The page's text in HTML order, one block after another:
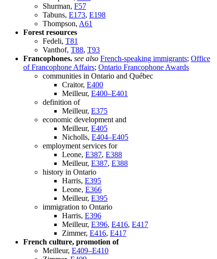
Shurman, F57
Tabuns, E173, E198
Thompson, A61
Forest resources
Fedeli, T81
Vanthof, T88, T93
Francophones. see also French-speaking immigrants; Office
of Francophone Affairs; Ontario Francophone Awards
communities in Ontario and Québec
Craitor, E400
Meilleur, E400–E401
definition of
Meilleur, E375
economic development and
Meilleur, E405
Nicholls, E404–E405
employment services for
Leone, E387, E388
Meilleur, E387, E388
history in Ontario
Harris, E395
Leone, E366
Meilleur, E395
immigration to Ontario
Harris, E396
Meilleur, E396, E416, E417
Zimmer, E416, E417
French culture, promotion of
Meilleur, E409–E410